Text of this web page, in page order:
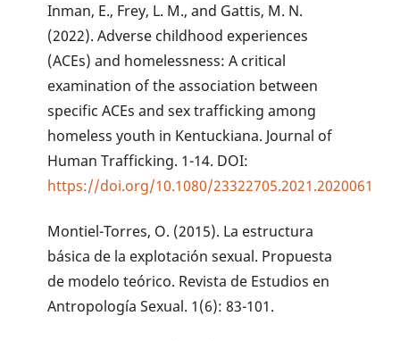
Inman, E., Frey, L. M., and Gattis, M. N.
(2022). Adverse childhood experiences
(ACEs) and homelessness: A critical
examination of the association between
specific ACEs and sex trafficking among
homeless youth in Kentuckiana. Journal of
Human Trafficking. 1-14. DOI:
https://doi.org/10.1080/23322705.2021.2020061
Montiel-Torres, O. (2015). La estructura
básica de la explotación sexual. Propuesta
de modelo teórico. Revista de Estudios en
Antropología Sexual. 1(6): 83-101.